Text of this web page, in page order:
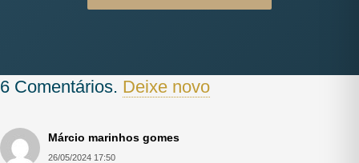
6 Comentários. Deixe novo
Márcio marinhos gomes
26/05/2024 17:50